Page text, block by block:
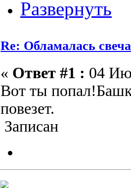
Re: Обламалась свеча
« Ответ #1 : 04
Вот ты
повезет.
Записан